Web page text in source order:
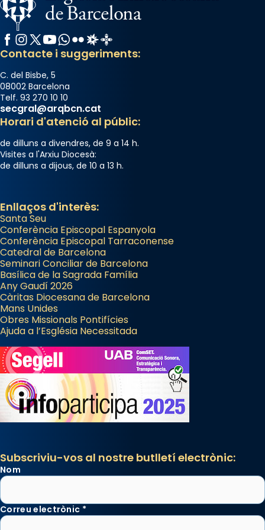
Facebook
Instagram
X / Twitter
YouTube
WhatsApp
FlickrRadio Estel
Catalunya Cristiana
Contacte i suggeriments:
C. del Bisbe, 5
08002 Barcelona
Telf. 93 270 10 10
secgral@arqbcn.cat
Horari d'atenció al públic:
de dilluns a divendres, de 9 a 14 h.
Visites a l'Arxiu Diocesà:
de dilluns a dijous, de 10 a 13 h.
Enllaços d'interès:
Santa Seu
Conferència Episcopal Espanyola
Conferència Episcopal Tarraconense
Catedral de Barcelona
Seminari Conciliar de Barcelona
Basílica de la Sagrada Família
Any Gaudí 2026
Càritas Diocesana de Barcelona
Mans Unides
Obres Missionals Pontifícies
Ajuda a l’Església Necessitada
Subscriviu-vos al nostre butlletí electrònic:
Nom
Correu electrònic *